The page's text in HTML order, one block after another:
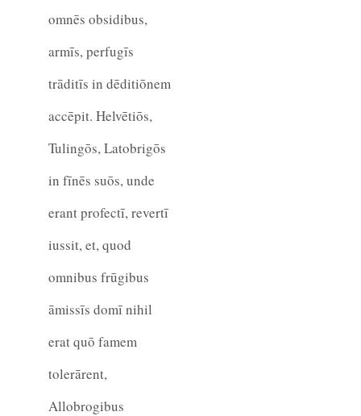
omnēs obsidibus,
armīs, perfugīs
trāditīs in dēditiōnem
accēpit. Helvētiōs,
Tulingōs, Latobrigōs
in fīnēs suōs, unde
erant profectī, revertī
iussit, et, quod
omnibus frūgibus
āmissīs domī nihil
erat quō famem
tolerārent,
Allobrogibus